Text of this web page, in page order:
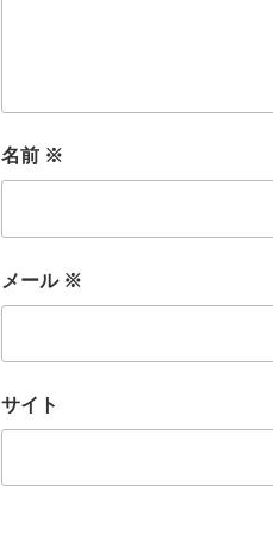
名前 ※
メール ※
サイト